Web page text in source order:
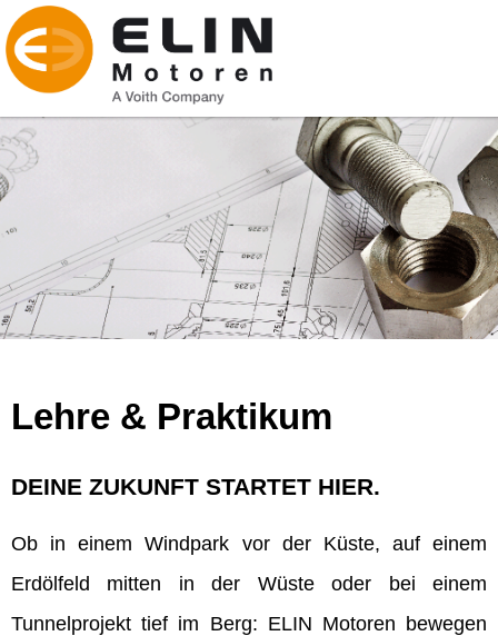
Lehre & Praktikum
DEINE ZUKUNFT STARTET HIER.
Ob in einem Windpark vor der Küste, auf einem
Erdölfeld mitten in der Wüste oder bei einem
Tunnelprojekt tief im Berg: ELIN Motoren bewegen